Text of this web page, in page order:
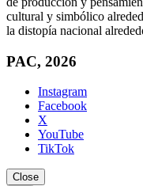
cultural y simbólico
la distopía nacional
PAC, 2026
Instagram
Facebook
X
YouTube
TikTok
Close